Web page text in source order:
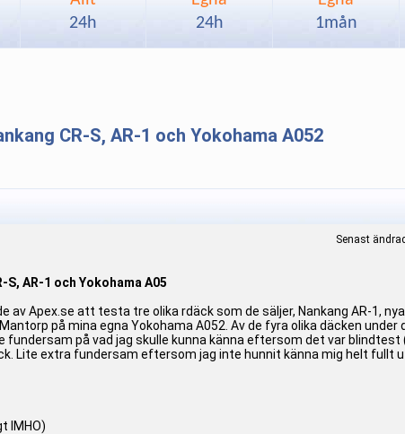
24h
24h
1mån
CR-S, AR-1 och Yokohama A052
Senast
AR-1 och Yokohama A05
av Apex.se att testa tre olika rdäck som de säljer, Nankang AR-1,
på mina egna Yokohama A052. Av de fyra olika däcken
fundersam på vad jag skulle kunna känna eftersom det var
Lite extra fundersam eftersom jag inte hunnit känna mig helt fullt
IMHO)